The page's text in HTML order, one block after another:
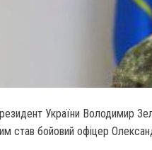
України Володимир
став бойовий офіцер